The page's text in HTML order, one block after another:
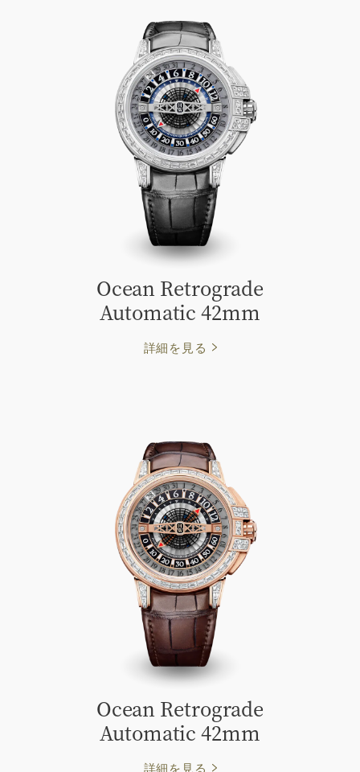
Ocean Retrograde
Automatic 42mm
詳細を見る
Ocean Retrograde
Automatic 42mm
詳細を見る